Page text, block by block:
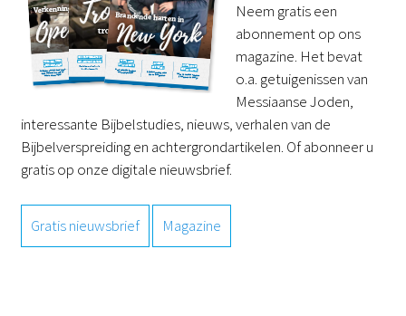
Neem gratis een
abonnement op ons
magazine. Het bevat
o.a. getuigenissen van
Messiaanse Joden,
interessante Bijbelstudies, nieuws, verhalen van de
Bijbelverspreiding en achtergrondartikelen. Of abonneer u
gratis op onze digitale nieuwsbrief.
Gratis nieuwsbrief Magazine